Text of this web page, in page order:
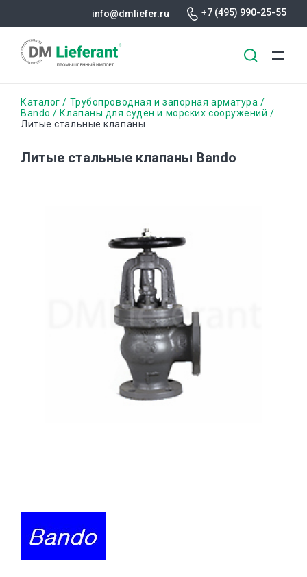
основному
info@dmliefer.ru +7 (495) 990-25-55
Строка
навигации
Каталог
Трубопроводная и запорная арматура
Bando
Клапаны для суден и морских сооружений
Литые стальные клапаны
Литые стальные клапаны Bando